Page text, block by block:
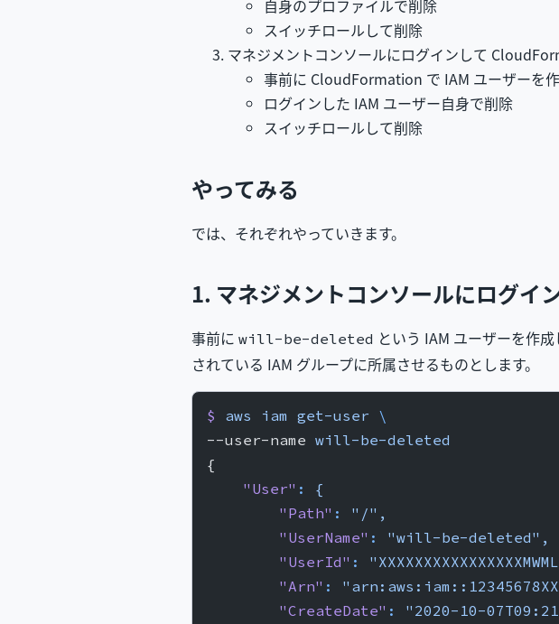
自身のプロファイルで削除
スイッチロールして削除
マネジメントコンソールにログインして
事前に CloudFormation で IAM ユーザーを
ログインした IAM ユーザー自身で削除
スイッチロールして削除
やってみる
では、それぞれやっていきます。
1. マネジメントコンソールにログイ
事前に will-be-deleted という IAM ユーザーを作
されている IAM グループに所属させるものとします。
$ aws iam get-user \
--user-name will-be-deleted
{
    "User"
:
{
        "Path"
:
"/",
        "UserName"
:
"will-be-deleted",
        "UserId"
:
        "Arn"
:
        "CreateDate"
:
"2020-10-